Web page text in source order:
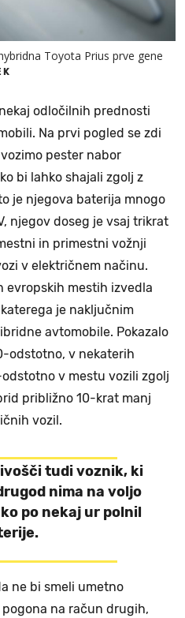
Toyota Prius prve gene
odločilnih prednosti
Na prvi pogled se zdi
pester nabor
bi lahko shajali zgolj z
je njegova baterija mnogo
njegov doseg je vsaj trikrat
in primestni vožnji
v električnem načinu.
evropskih mestih izvedla
je naključnim
avtomobile. Pokazalo
odstotno, v nekaterih
v mestu vozili zgolj
približno 10-krat manj
vozil.
tudi voznik, ki
nima na voljo
po nekaj ur polnil
ne bi smeli umetno
na račun drugih,